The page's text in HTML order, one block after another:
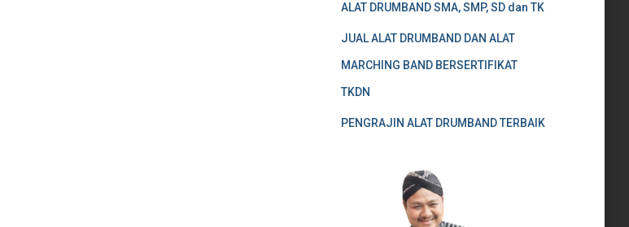
ALAT DRUMBAND SMA, SMP, SD dan TK
JUAL ALAT DRUMBAND DAN ALAT
MARCHING BAND BERSERTIFIKAT
TKDN
PENGRAJIN ALAT DRUMBAND TERBAIK